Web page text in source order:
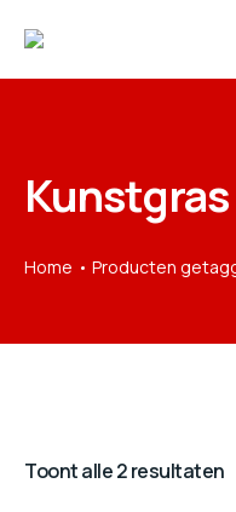
Home Producten
Toont alle 2 resultaten